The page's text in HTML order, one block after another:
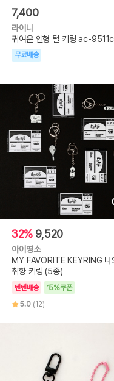
7,400
라이니
귀여운 인형 털 키링 ac-9511c
무료배송
32% 9,520
아이띵소
MY FAVORITE KEYRING 나의
취향 키링 (5종)
텐텐배송
15%쿠폰
5.0 (12)